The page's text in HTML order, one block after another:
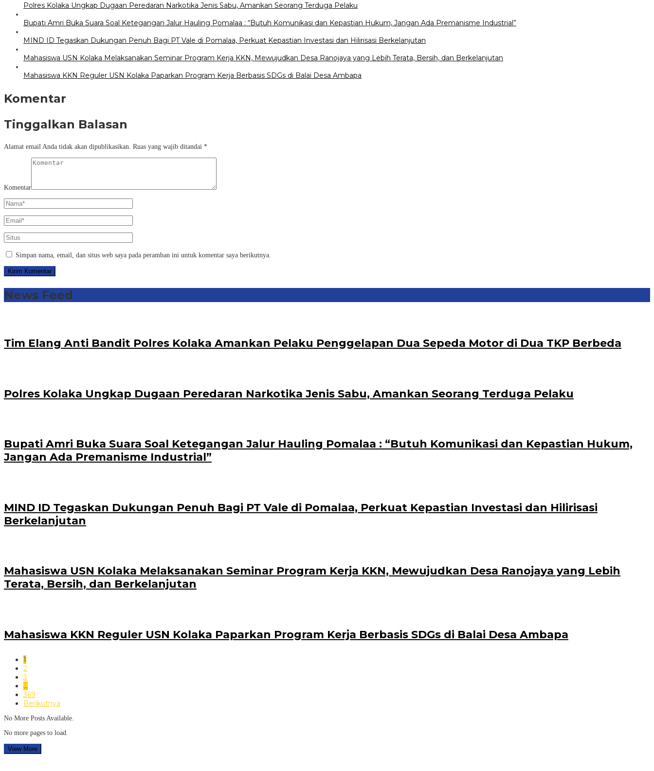
Polres Kolaka Ungkap Dugaan Peredaran Narkotika Jenis Sabu, Amankan Seorang Terduga Pelaku
Bupati Amri Buka Suara Soal Ketegangan Jalur Hauling Pomalaa : “Butuh Komunikasi dan Kepastian Hukum, Jangan Ada Premanisme Industrial”
MIND ID Tegaskan Dukungan Penuh Bagi PT Vale di Pomalaa, Perkuat Kepastian Investasi dan Hilirisasi Berkelanjutan
Mahasiswa USN Kolaka Melaksanakan Seminar Program Kerja KKN, Mewujudkan Desa Ranojaya yang Lebih Terata, Bersih, dan Berkelanjutan
Mahasiswa KKN Reguler USN Kolaka Paparkan Program Kerja Berbasis SDGs di Balai Desa Ambapa
Komentar
Tinggalkan Balasan
Alamat email Anda tidak akan dipublikasikan. Ruas yang wajib ditandai *
Komentar
Simpan nama, email, dan situs web saya pada peramban ini untuk komentar saya berikutnya.
News Feed
Tim Elang Anti Bandit Polres Kolaka Amankan Pelaku Penggelapan Dua Sepeda Motor di Dua TKP Berbeda
Polres Kolaka Ungkap Dugaan Peredaran Narkotika Jenis Sabu, Amankan Seorang Terduga Pelaku
Bupati Amri Buka Suara Soal Ketegangan Jalur Hauling Pomalaa : “Butuh Komunikasi dan Kepastian Hukum,
Jangan Ada Premanisme Industrial”
MIND ID Tegaskan Dukungan Penuh Bagi PT Vale di Pomalaa, Perkuat Kepastian Investasi dan Hilirisasi
Berkelanjutan
Mahasiswa USN Kolaka Melaksanakan Seminar Program Kerja KKN, Mewujudkan Desa Ranojaya yang Lebih
Terata, Bersih, dan Berkelanjutan
Mahasiswa KKN Reguler USN Kolaka Paparkan Program Kerja Berbasis SDGs di Balai Desa Ambapa
1
2
3
…
369
Berikutnya
No More Posts Available.
No more pages to load.
View More